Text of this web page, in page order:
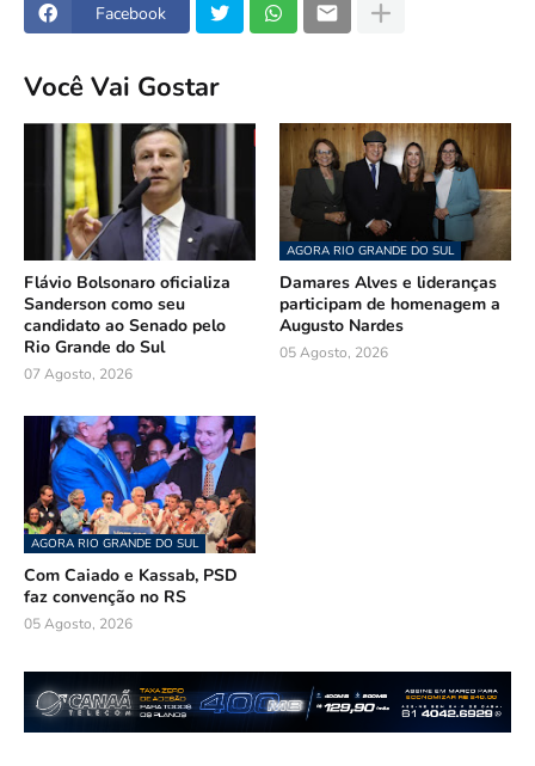
Facebook
Você Vai Gostar
Flávio Bolsonaro oficializa
Sanderson como seu
candidato ao Senado pelo
Rio Grande do Sul
07 Agosto, 2026
AGORA RIO GRANDE DO SUL
Damares Alves e lideranças
participam de homenagem a
Augusto Nardes
05 Agosto, 2026
AGORA RIO GRANDE DO SUL
Com Caiado e Kassab, PSD
faz convenção no RS
05 Agosto, 2026